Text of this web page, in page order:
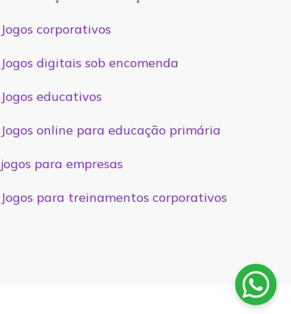
Jogos corporativos
Jogos digitais sob encomenda
Jogos educativos
Jogos online para educação primária
jogos para empresas
Jogos para treinamentos corporativos